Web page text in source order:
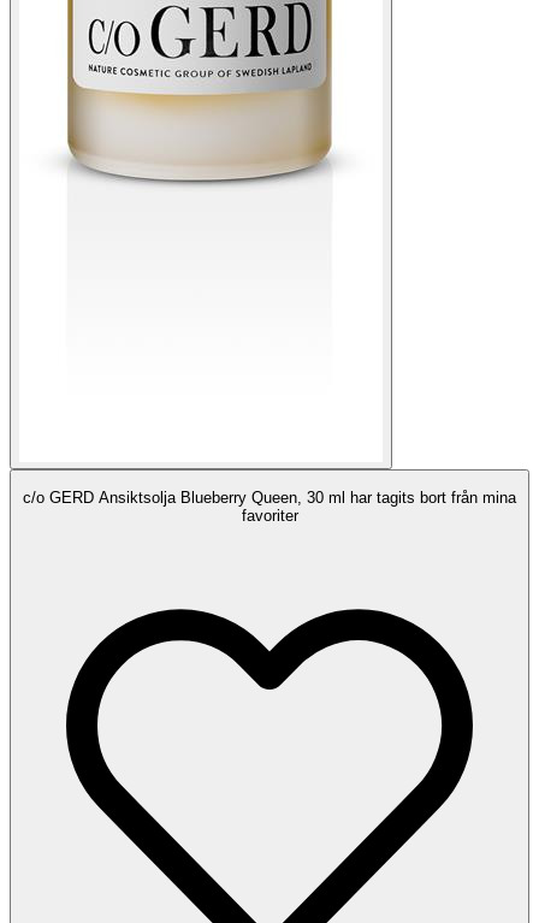
c/o GERD Ansiktsolja Blueberry Queen, 30 ml har tagits bort från mina
favoriter